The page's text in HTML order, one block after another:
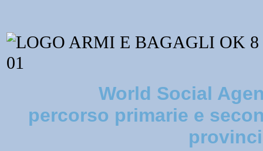
World Social
percorso primarie e